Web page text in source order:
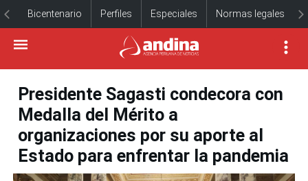
Bicentenario Perfiles Especiales Normas legales
Presidente Sagasti condecora con
Medalla del Mérito a
organizaciones por su aporte al
Estado para enfrentar la pandemia